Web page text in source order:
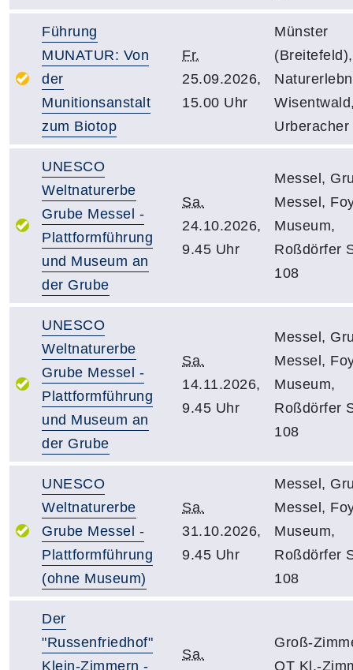
Führung
MUNATUR: Von
der
Munitionsanstalt
zum Biotop
Fr.
25.09.2026,
15.00 Uhr
Münster
(Breitefeld),
Urberacher
UNESCO
Weltnaturerbe
Grube Messel -
Plattformführung
und Museum an
der Grube
Sa.
24.10.2026,
9.45 Uhr
Messel,
Messel,
Museum,
Roßdörfer
108
UNESCO
Weltnaturerbe
Grube Messel -
Plattformführung
und Museum an
der Grube
Sa.
14.11.2026,
9.45 Uhr
Messel,
Messel,
Museum,
Roßdörfer
108
UNESCO
Weltnaturerbe
Grube Messel -
Plattformführung
(ohne Museum)
Sa.
31.10.2026,
9.45 Uhr
Messel,
Messel,
Museum,
Roßdörfer
108
Der
"Russenfriedhof"
Klein-Zimmern -
Sa.
Groß-
OT Kl.-